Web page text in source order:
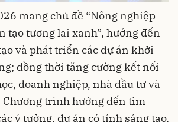
mang chủ đề “Nông nghiệp
tạo tương lai xanh”, hướng đến
và phát triển các dự án khởi
đồng thời tăng cường kết nối
doanh nghiệp, nhà đầu tư và
Chương trình hướng đến tìm
ý tưởng, dự án có tính sáng tạo,